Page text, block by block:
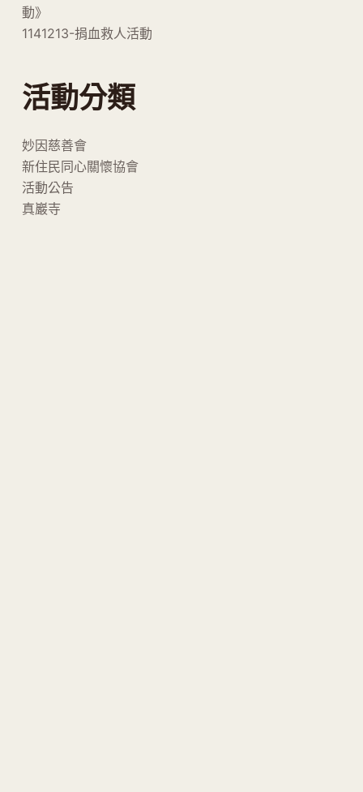
動》
1141213-捐血救人活動
活動分類
妙因慈善會
新住民同心關懷協會
活動公告
真巖寺